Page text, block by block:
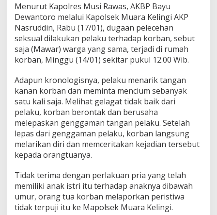
a
k
u
P
e
l
e
c
h
a
n
S
k
s
u
a
e
b
u
r
Menurut Kapolres Musi Rawas, AKBP Bayu
Dewantoro melalui Kapolsek Muara Kelingi AKP
Nasruddin, Rabu (17/01), dugaan pelecehan
seksual dilakukan pelaku terhadap korban, sebut
saja (Mawar) warga yang sama, terjadi di rumah
korban, Minggu (14/01) sekitar pukul 12.00 Wib.
Adapun kronologisnya, pelaku menarik tangan
kanan korban dan meminta mencium sebanyak
satu kali saja. Melihat gelagat tidak baik dari
pelaku, korban berontak dan berusaha
melepaskan genggaman tangan pelaku. Setelah
lepas dari genggaman pelaku, korban langsung
melarikan diri dan memceritakan kejadian tersebut
kepada orangtuanya.
Tidak terima dengan perlakuan pria yang telah
memiliki anak istri itu terhadap anaknya dibawah
umur, orang tua korban melaporkan peristiwa
tidak terpuji itu ke Mapolsek Muara Kelingi.